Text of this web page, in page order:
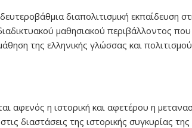
διαπολιτισμική εκπαίδευση
μαθησιακού περιβάλλοντος που
της ελληνικής γλώσσας και
αφενός η ιστορική και αφετέρου η
διαστάσεις της ιστορικής συγκυρίας της